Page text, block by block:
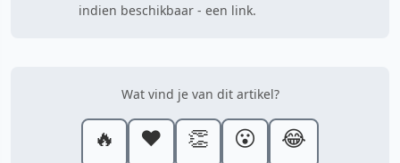
indien beschikbaar - een link.
Wat vind je van dit artikel?
🔥 ❤️ 👏 😮 😂